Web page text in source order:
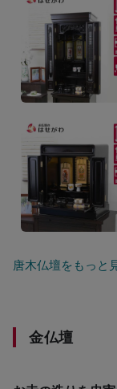
唐木仏壇をもっと
金仏壇